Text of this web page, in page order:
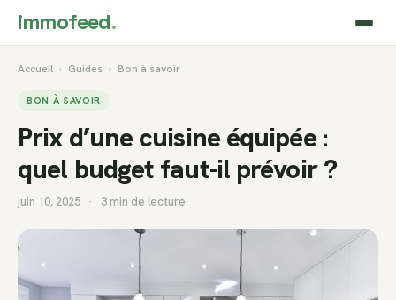
immofeed.
Accueil › Guides › Bon à savoir
BON À SAVOIR
Prix d’une cuisine équipée :
quel budget faut-il prévoir ?
juin 10, 2025 · 3 min de lecture